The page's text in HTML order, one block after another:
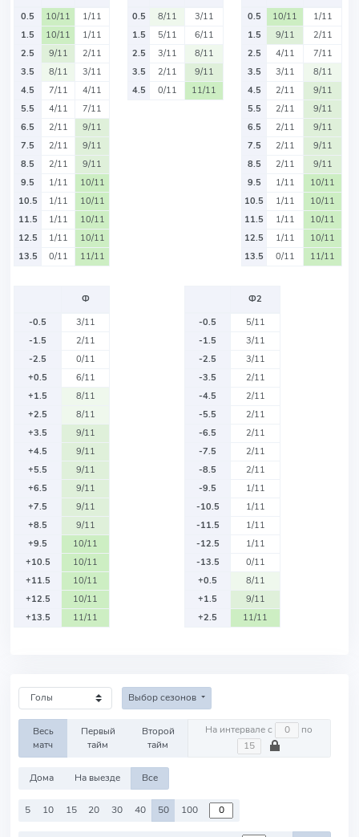
0.5
10/11
1/11
1.5
10/11
1/11
2.5
9/11
2/11
3.5
8/11
3/11
4.5
7/11
4/11
5.5
4/11
7/11
6.5
2/11
9/11
7.5
2/11
9/11
8.5
2/11
9/11
9.5
1/11
10/11
10.5
1/11
10/11
11.5
1/11
10/11
12.5
1/11
10/11
13.5
0/11 11/11
0.5
8/11
3/11
1.5
5/11
6/11
2.5
3/11
8/11
3.5
2/11
9/11
4.5
0/11 11/11
0.5
10/11
1/11
1.5
9/11
2/11
2.5
4/11
7/11
3.5
3/11
8/11
4.5
2/11
9/11
5.5
2/11
9/11
6.5
2/11
9/11
7.5
2/11
9/11
8.5
2/11
9/11
9.5
1/11
10/11
10.5
1/11
10/11
11.5
1/11
10/11
12.5
1/11
10/11
13.5
0/11 11/11
Ф
-0.5
3/11
-1.5
2/11
-2.5
0/11
+0.5
6/11
+1.5
8/11
+2.5
8/11
+3.5
9/11
+4.5
9/11
+5.5
9/11
+6.5
9/11
+7.5
9/11
+8.5
9/11
+9.5
10/11
+10.5
10/11
+11.5
10/11
+12.5
10/11
+13.5
11/11
Ф2
-0.5
5/11
-1.5
3/11
-2.5
3/11
-3.5
2/11
-4.5
2/11
-5.5
2/11
-6.5
2/11
-7.5
2/11
-8.5
2/11
-9.5
1/11
-10.5
1/11
-11.5
1/11
-12.5
1/11
-13.5
0/11
+0.5
8/11
+1.5
9/11
+2.5
11/11
Выбор сезонов
Весь
матч
Первый
тайм
Второй
тайм
На интервале с по
Дома На выезде Все
5 10 15 20 30 40 50 100